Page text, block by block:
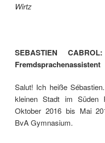
Wirtz
SEBASTIEN
Fremdsprachenassistent
Salut! Ich heiße
kleinen Stadt im Süden
Oktober 2016 bis Mai
BvA Gymnasium.